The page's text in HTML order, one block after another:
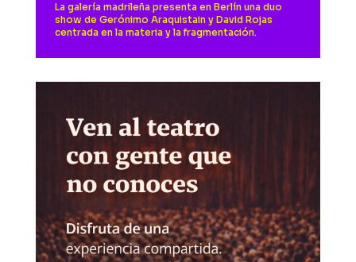
La galería madrileña presenta en Berlín una duo
show de Gerónimo Araquistain y David Rojas
centrada en la materia y la fragmentación.